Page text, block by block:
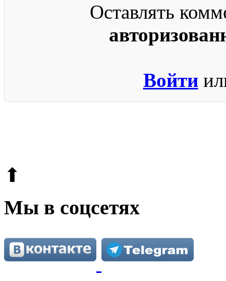
Оставлять
Войти
⬆
Мы в соцсетях